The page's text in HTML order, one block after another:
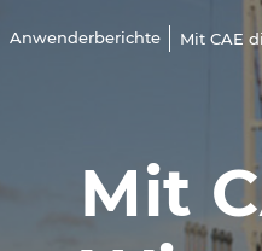
Anwenderberichte Mit CAE
Mit